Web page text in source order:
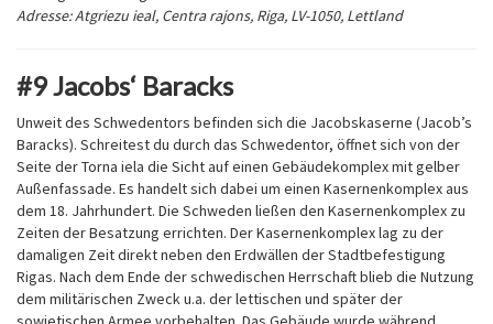
Adresse: Atgriezu ieal, Centra rajons, Riga, LV-1050, Lettland
#9 Jacobs‘ Baracks
Unweit des Schwedentors befinden sich die Jacobskaserne (Jacob’s
Baracks). Schreitest du durch das Schwedentor, öffnet sich von der
Seite der Torna iela die Sicht auf einen Gebäudekomplex mit gelber
Außenfassade. Es handelt sich dabei um einen Kasernenkomplex aus
dem 18. Jahrhundert. Die Schweden ließen den Kasernenkomplex zu
Zeiten der Besatzung errichten. Der Kasernenkomplex lag zu der
damaligen Zeit direkt neben den Erdwällen der Stadtbefestigung
Rigas. Nach dem Ende der schwedischen Herrschaft blieb die Nutzung
dem militärischen Zweck u.a. der lettischen und später der